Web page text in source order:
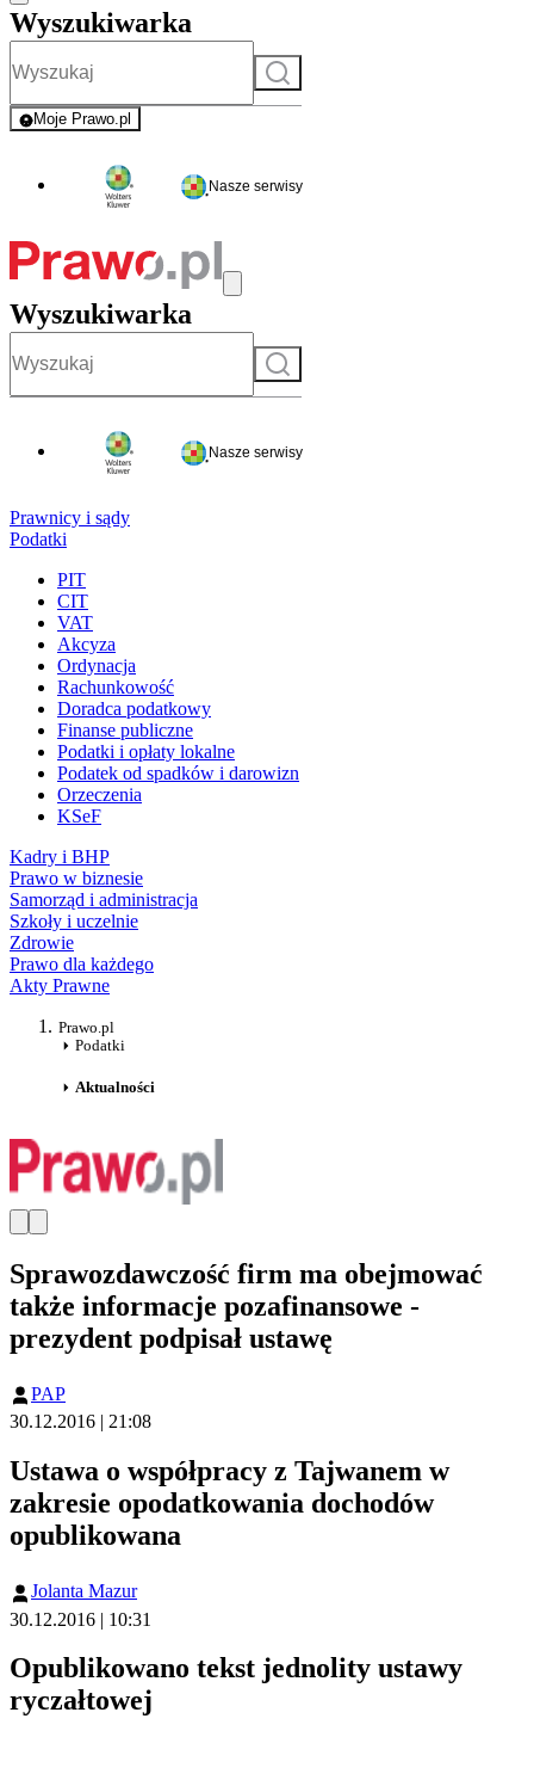
Wyszukiwarka
Szukaj
Moje Prawo.pl
- rejestracja i logowanie do serwisu
Nasze serwisy
Wyszukiwarka
Szukaj
Nasze serwisy
Prawnicy i sądy
Podatki
PIT
CIT
VAT
Akcyza
Ordynacja
Rachunkowość
Doradca podatkowy
Finanse publiczne
Podatki i opłaty lokalne
Podatek od spadków i darowizn
Orzeczenia
KSeF
Kadry i BHP
Prawo w biznesie
Samorząd i administracja
Szkoły i uczelnie
Zdrowie
Prawo dla każdego
Akty Prawne
Prawo.pl
Podatki
Aktualności
Sprawozdawczość firm ma obejmować
także informacje pozafinansowe -
prezydent podpisał ustawę
PAP
30.12.2016 | 21:08
Ustawa o współpracy z Tajwanem w
zakresie opodatkowania dochodów
opublikowana
Jolanta Mazur
30.12.2016 | 10:31
Opublikowano tekst jednolity ustawy
ryczałtowej